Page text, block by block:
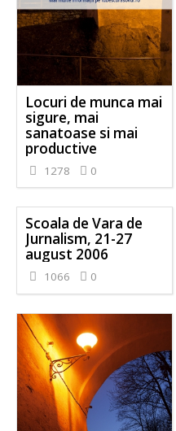
Locuri de munca mai
sigure, mai
sanatoase si mai
productive
1278 0
Scoala de Vara de
Jurnalism, 21-27
august 2006
1066 0